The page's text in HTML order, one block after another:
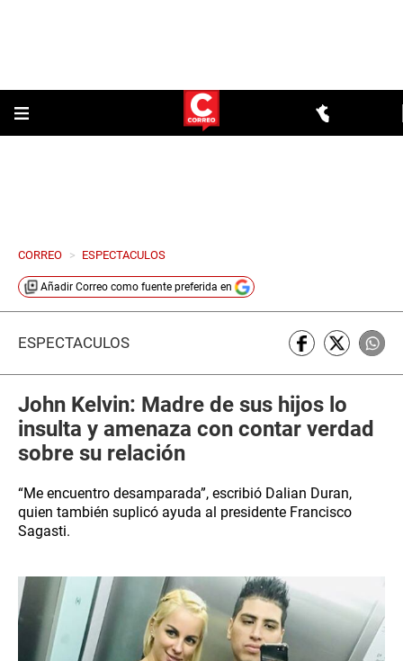
CORREO > ESPECTACULOS
Añadir Correo como fuente preferida en
ESPECTÁCULOS
John Kelvin: Madre de sus hijos lo
insulta y amenaza con contar verdad
sobre su relación
“Me encuentro desamparada”, escribió Dalian Duran,
quien también suplicó ayuda al presidente Francisco
Sagasti.